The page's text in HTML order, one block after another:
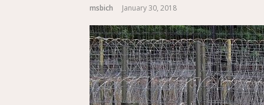
msbich January 30, 2018